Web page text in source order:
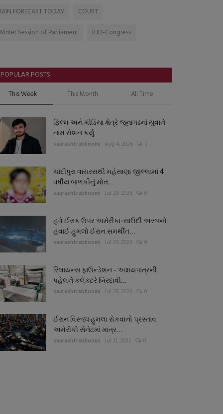
FORECAST TODAY
COURT
Session of Parliament
RJD-Congress
POPULAR POSTS
This Week This Month All Time
ફિલ્મ અને મીડિયા ક્ષેત્રે જૂનાગઢનાં યુવાને
નામ રોશન કર્યું
saurashtrabhoomi Aug 4, 2026 0
ચાંદીપુરા વાયરસથી મહેસાણા જીલ્લામાં 4
વર્ષીય બાળકીનું મોત...
saurashtrabhoomi Jul 29, 2026 0
હવે ઈરાક ઉપર અમેરીકા-સાઉદી અરબનો
હવાઈ હુમલો ઈરાન સમર્થીત...
saurashtrabhoomi Jul 29, 2026 0
રિલાયન્સ ફાઉન્ડેશન - અક્ષયપાત્રની
પહેલને કલેક્ટરે બિરદાવી...
saurashtrabhoomi Jul 29, 2026 0
ઈરાન વિરૂધ્ધ હુમલા રોકવાનો પ્રસ્તાવ
અમેરીકી સેનેટમાં માત્ર...
saurashtrabhoomi Jul 31, 2026 0